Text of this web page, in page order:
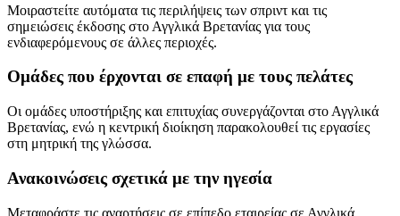
Μοιραστείτε αυτόματα τις περιλήψεις των σπριντ και τις
σημειώσεις έκδοσης στο Αγγλικά Βρετανίας για τους
ενδιαφερόμενους σε άλλες περιοχές.
Ομάδες που έρχονται σε επαφή με τους πελάτες
Οι ομάδες υποστήριξης και επιτυχίας συνεργάζονται στο Αγγλικά
Βρετανίας, ενώ η κεντρική διοίκηση παρακολουθεί τις εργασίες
στη μητρική της γλώσσα.
Ανακοινώσεις σχετικά με την ηγεσία
Μεταφράστε τις αναρτήσεις σε επίπεδο εταιρείας σε Αγγλικά